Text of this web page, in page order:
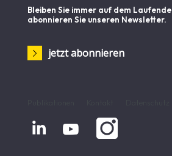
Bleiben Sie immer auf dem
abonnieren Sie unseren Newsletter.
jetzt abonnieren
 